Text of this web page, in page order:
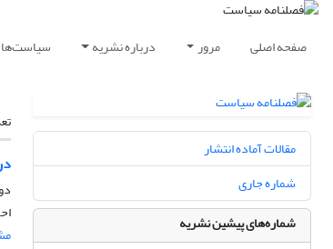
صفحه اصلی مرور درباره نشریه سیاست‌ها
دوره
مقالات آماده انتشار
شماره جاری
شماره‌های پیشین نشریه